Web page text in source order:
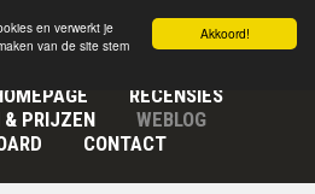
Akkoord!
en verwerkt je
van de site stem
RECENSIES
& PRIJZEN
WEBLOG
CONTACT